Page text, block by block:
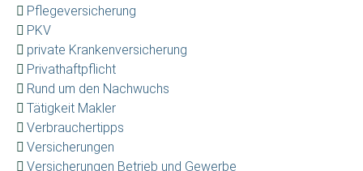
Pflegeversicherung
PKV
private Krankenversicherung
Privathaftpflicht
Rund um den Nachwuchs
Tätigkeit Makler
Verbrauchertipps
Versicherungen
Versicherungen Betrieb und Gewerbe